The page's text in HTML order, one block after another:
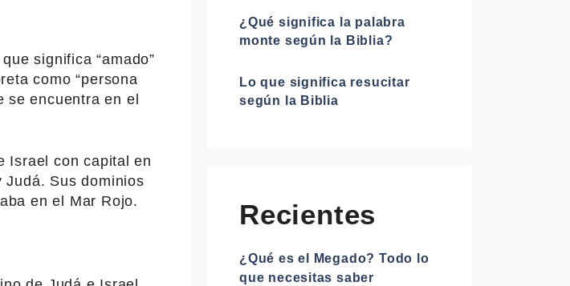
significa “amado”
como “persona
se encuentra en el
Israel con capital en
Sus dominios
en el Mar Rojo.
¿Qué significa la palabra
monte según la Biblia?
Lo que significa resucitar
según la Biblia
Recientes
¿Qué es el Megado? Todo lo
que necesitas saber